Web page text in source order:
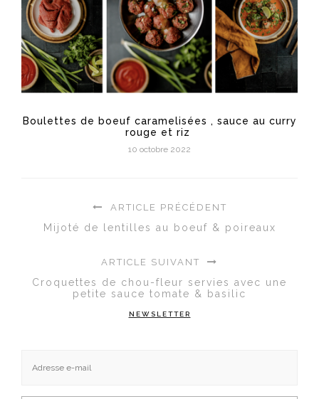
Boulettes de boeuf caramelisées , sauce au curry
rouge et riz
10 octobre 2022
ARTICLE PRÉCÉDENT
Mijoté de lentilles au boeuf & poireaux
ARTICLE SUIVANT
Croquettes de chou-fleur servies avec une
petite sauce tomate & basilic
NEWSLETTER